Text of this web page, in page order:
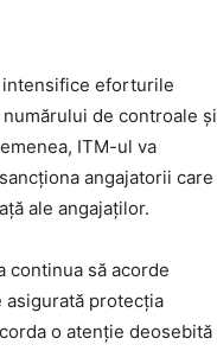
eforturile
de controale și
ITM-ul va
angajatorii care
ale angajaților.
continua să acorde
asigurată protecția
o atenție deosebită